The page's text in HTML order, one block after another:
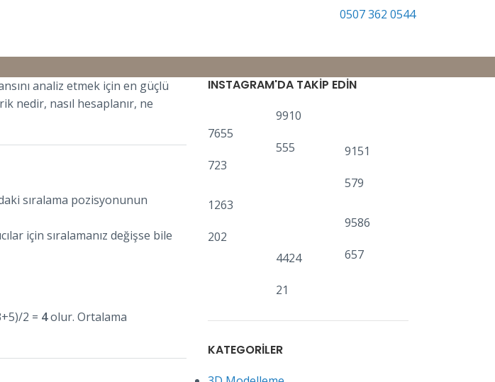
0507 362 0544
Nedir? Nasıl Yorumlanır?
analiz etmek için en güçlü
nedir, nasıl hesaplanır, ne
sıralama pozisyonunun
için sıralamanız değişse bile
2 = 4olur. Ortalama
INSTAGRAM'DA TAKIP EDIN
7655
723
9910
555 9151
579
1263
202
4424
21
9586
657
KATEGORILER